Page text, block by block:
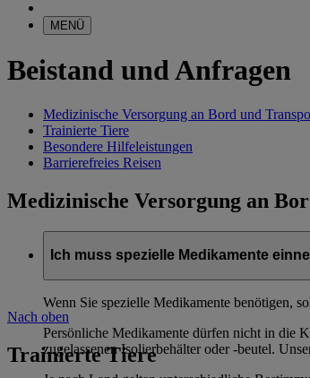
MENÜ
Beistand und Anfragen
Medizinische Versorgung an Bord und
Trainierte Tiere
Besondere Hilfeleistungen
Barrierefreies Reisen
Medizinische Versorgung an
Ich muss spezielle Medikamente
Wenn Sie spezielle Medikamente benötigen,
Persönliche Medikamente dürfen nicht in die
zugelassenen Isolierbehälter oder -beutel.
Nach oben
Trainierte Tiere